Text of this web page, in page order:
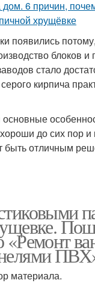
появились
блоков и
стало
кирпича
до сих пор и
быть отличным
«Ремонт
материала.